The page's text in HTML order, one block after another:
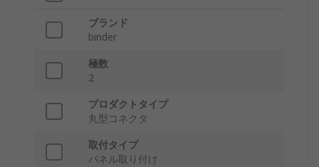
ブランド
binder
極数
2
プロダクトタイプ
丸型コネクタ
取付タイプ
パネル取り付け